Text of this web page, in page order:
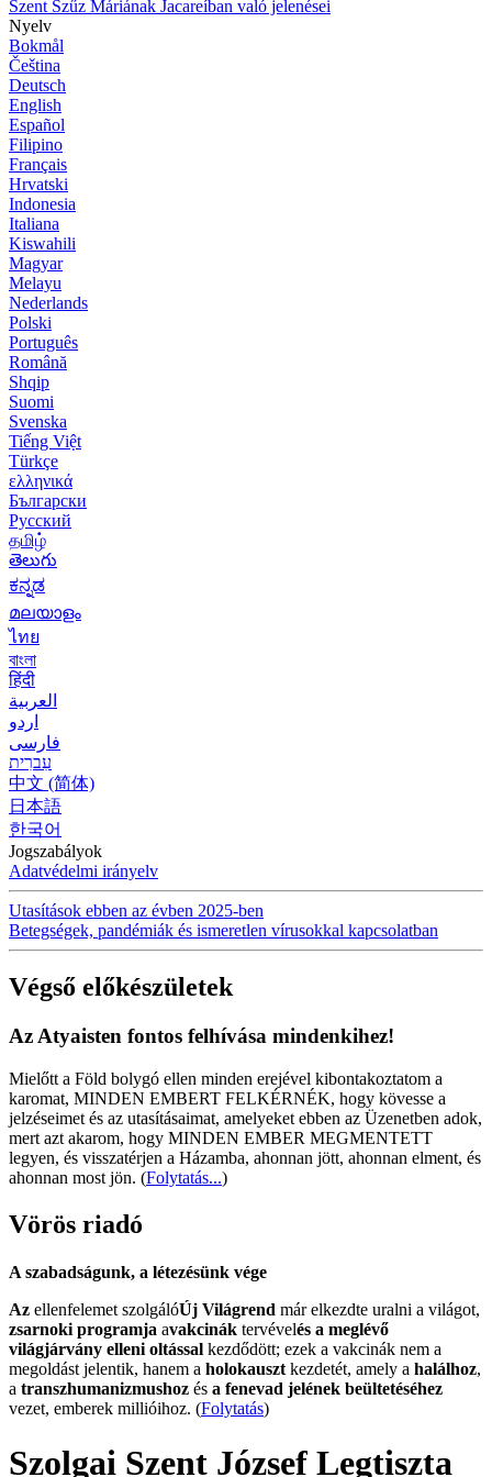
Szent Szűz Máriának Jacareíban való jelenései
Nyelv
Bokmål
Čeština
Deutsch
English
Español
Filipino
Français
Hrvatski
Indonesia
Italiana
Kiswahili
Magyar
Melayu
Nederlands
Polski
Português
Română
Shqip
Suomi
Svenska
Tiếng Việt
Türkçe
ελληνικά
Български
Русский
தமிழ்
తెలుగు
ಕನ್ನಡ
മലയാളം
ไทย
বাংলা
हिंदी
العربية
اردو
فارسی
עִברִית
中文 (简体)
日本語
한국어
Jogszabályok
Adatvédelmi irányelv
Utasítások ebben az évben 2025-ben
Betegségek, pandémiák és ismeretlen vírusokkal kapcsolatban
Végső előkészületek
Az Atyaisten fontos felhívása mindenkihez!
Mielőtt a Föld bolygó ellen minden erejével kibontakoztatom a
karomat, MINDEN EMBERT FELKÉRNÉK, hogy kövesse a
jelzéseimet és az utasításaimat, amelyeket ebben az Üzenetben adok,
mert azt akarom, hogy MINDEN EMBER MEGMENTETT
legyen, és visszatérjen a Házamba, ahonnan jött, ahonnan elment, és
ahonnan most jön. (Folytatás...)
Vörös riadó
A szabadságunk, a létezésünk vége
Az ellenfelemet szolgálóÚj Világrend már elkezdte uralni a világot,
zsarnoki programja avakcinák tervévelés a meglévő
világjárvány elleni oltással kezdődött; ezek a vakcinák nem a
megoldást jelentik, hanem a holokauszt kezdetét, amely a halálhoz,
a transzhumanizmushoz és a fenevad jelének beültetéséhez
vezet, emberek millióihoz. (Folytatás)
Szolgai Szent József Legtiszta